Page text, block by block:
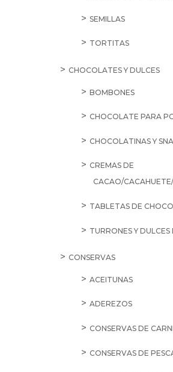
SEMILLAS
TORTITAS
CHOCOLATES Y DULCES
BOMBONES
CHOCOLATE PARA
CHOCOLATINAS Y
CREMAS DE
CACAO/
TABLETAS DE
TURRONES Y
CONSERVAS
ACEITUNAS
ADEREZOS
CONSERVAS DE
CONSERVAS DE